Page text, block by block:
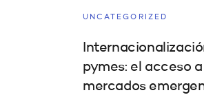
UNCATEGORIZED
pymes: el acceso a
mercados